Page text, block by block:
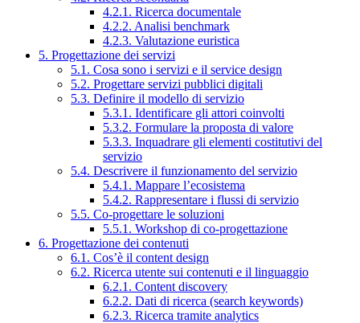
4.2.1. Ricerca documentale
4.2.2. Analisi benchmark
4.2.3. Valutazione euristica
5. Progettazione dei servizi
5.1. Cosa sono i servizi e il service design
5.2. Progettare servizi pubblici digitali
5.3. Definire il modello di servizio
5.3.1. Identificare gli attori coinvolti
5.3.2. Formulare la proposta di valore
5.3.3. Inquadrare gli elementi costitutivi del
servizio
5.4. Descrivere il funzionamento del servizio
5.4.1. Mappare l’ecosistema
5.4.2. Rappresentare i flussi di servizio
5.5. Co-progettare le soluzioni
5.5.1. Workshop di co-progettazione
6. Progettazione dei contenuti
6.1. Cos’è il content design
6.2. Ricerca utente sui contenuti e il linguaggio
6.2.1. Content discovery
6.2.2. Dati di ricerca (search keywords)
6.2.3. Ricerca tramite analytics